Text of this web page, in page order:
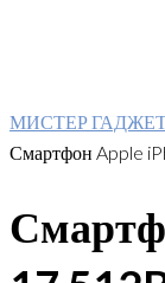
МИСТЕР
Смартфон Apple